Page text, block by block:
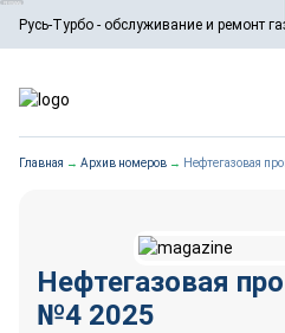
Русь-Турбо - обслуживание и ремонт
ООО «Русь-Турбо» занимается
турбин, комплексным ремонтом,
техническим обслуживанием
работают на нефтегазовых,
металлургических и других
Реклама. ООО «Русь-Турбо», ИНН
Главная → Архив номеров → Нефтегазовая
Нефтегазовая
№4 2025